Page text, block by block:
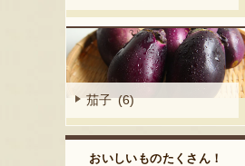
茄子 (6)
おいしいものたくさん！
アラモードアイス・ジェラート